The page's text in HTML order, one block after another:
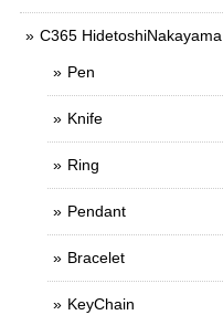
C365 HidetoshiNakayama
Pen
Knife
Ring
Pendant
Bracelet
KeyChain